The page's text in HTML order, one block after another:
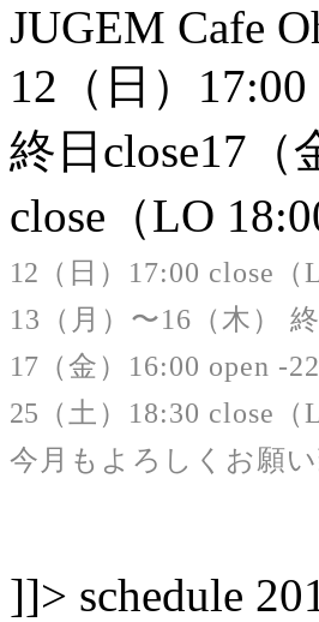
JUGEM Cafe
12（日）
終日close17（
close（LO
12 （日）17:00 close（
13（月）〜16（木）
17 （金）16:00 open -
25 （土）18:30 close（
今月もよろしくお願
]]> schedule